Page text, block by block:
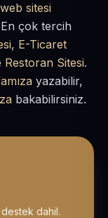
web sitesi
çok tercih
, E-Ticaret
Restoran Sitesi.
yazabilir,
bakabilirsiniz.
destek dahil.